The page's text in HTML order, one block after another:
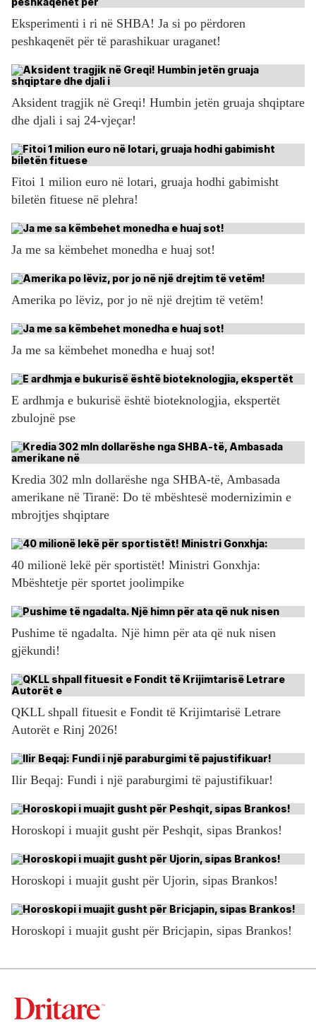
Eksperimenti i ri në SHBA! Ja si po përdoren
peshkaqenët për të parashikuar uraganet!
Aksident tragjik në Greqi! Humbin jetën gruaja shqiptare
dhe djali i saj 24-vjeçar!
Fitoi 1 milion euro në lotari, gruaja hodhi gabimisht
biletën fituese në plehra!
Ja me sa këmbehet monedha e huaj sot!
Amerika po lëviz, por jo në një drejtim të vetëm!
Ja me sa këmbehet monedha e huaj sot!
E ardhmja e bukurisë është bioteknologjia, ekspertët
zbulojnë pse
Kredia 302 mln dollarëshe nga SHBA-të, Ambasada
amerikane në Tiranë: Do të mbështesë modernizimin e
mbrojtjes shqiptare
40 milionë lekë për sportistët! Ministri Gonxhja:
Mbështetje për sportet joolimpike
Pushime të ngadalta. Një himn për ata që nuk nisen
gjëkundi!
QKLL shpall fituesit e Fondit të Krijimtarisë Letrare
Autorët e Rinj 2026!
Ilir Beqaj: Fundi i një paraburgimi të pajustifikuar!
Horoskopi i muajit gusht për Peshqit, sipas Brankos!
Horoskopi i muajit gusht për Ujorin, sipas Brankos!
Horoskopi i muajit gusht për Bricjapin, sipas Brankos!